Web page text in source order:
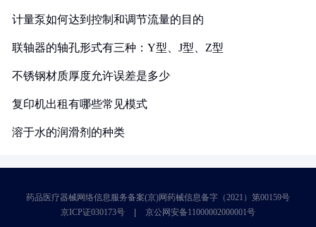
计量泵如何达到控制和调节流量的目的
联轴器的轴孔形式有三种：Y型、J型、Z型
不锈钢材质厚度允许误差是多少
复印机出租有哪些常见模式
溶于水的润滑剂的种类
药品医疗器械网络信息服务备案(京)网药械信息备字（2021）第00159号
京ICP证030173号
京公网安备11000002000001号